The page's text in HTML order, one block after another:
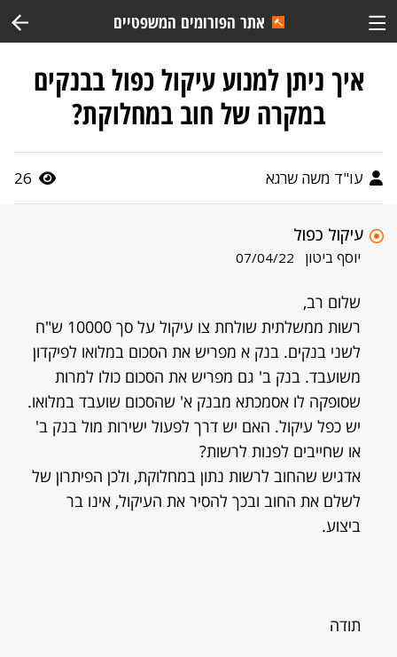
אתר הפורומים המשפטיים
איך ניתן למנוע עיקול כפול בבנקים
במקרה של חוב במחלוקת?
עו"ד משה שרגא 26
עיקול כפול
יוסף ביטון 07/04/22
שלום רב,
רשות ממשלתית שולחת צו עיקול על סך 10000 ש"ח
לשני בנקים. בנק א מפריש את הסכום במלואו לפיקדון
משועבד. בנק ב' גם מפריש את הסכום כולו למרות
שסופקה לו אסמכתא מבנק א' שהסכום שועבד במלואו.
יש כפל עיקול. האם יש דרך לפעול ישירות מול בנק ב'
או שחייבים לפנות לרשות?
אדגיש שהחוב לרשות נתון במחלוקת, ולכן הפיתרון של
לשלם את החוב ובכך להסיר את העיקול, אינו בר
ביצוע.
תודה